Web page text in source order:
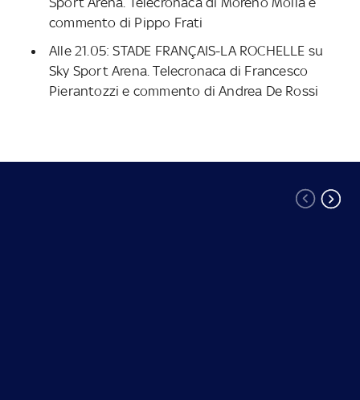
commento di Pippo Frati
Alle 21.05: STADE FRANÇAIS-LA ROCHELLE su
Sky Sport Arena. Telecronaca di Francesco
Pierantozzi e commento di Andrea De Rossi